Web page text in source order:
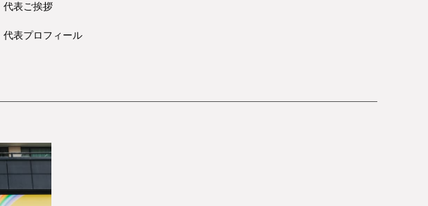
代表ご挨拶
代表プロフィール